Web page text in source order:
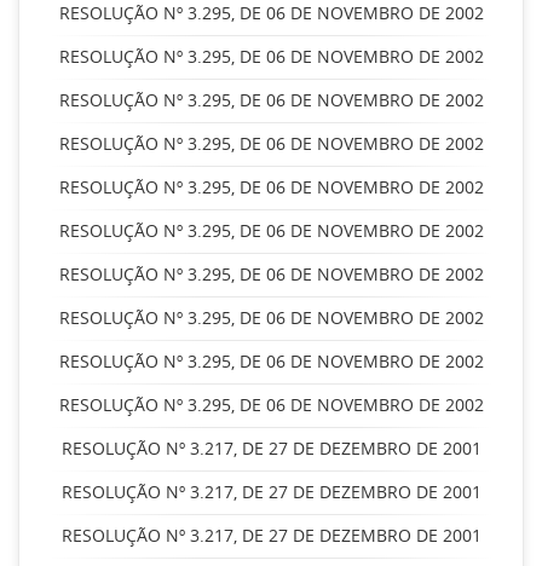
RESOLUÇÃO Nº 3.295, DE 06 DE NOVEMBRO DE 2002
RESOLUÇÃO Nº 3.295, DE 06 DE NOVEMBRO DE 2002
RESOLUÇÃO Nº 3.295, DE 06 DE NOVEMBRO DE 2002
RESOLUÇÃO Nº 3.295, DE 06 DE NOVEMBRO DE 2002
RESOLUÇÃO Nº 3.295, DE 06 DE NOVEMBRO DE 2002
RESOLUÇÃO Nº 3.295, DE 06 DE NOVEMBRO DE 2002
RESOLUÇÃO Nº 3.295, DE 06 DE NOVEMBRO DE 2002
RESOLUÇÃO Nº 3.295, DE 06 DE NOVEMBRO DE 2002
RESOLUÇÃO Nº 3.295, DE 06 DE NOVEMBRO DE 2002
RESOLUÇÃO Nº 3.295, DE 06 DE NOVEMBRO DE 2002
RESOLUÇÃO Nº 3.217, DE 27 DE DEZEMBRO DE 2001
RESOLUÇÃO Nº 3.217, DE 27 DE DEZEMBRO DE 2001
RESOLUÇÃO Nº 3.217, DE 27 DE DEZEMBRO DE 2001